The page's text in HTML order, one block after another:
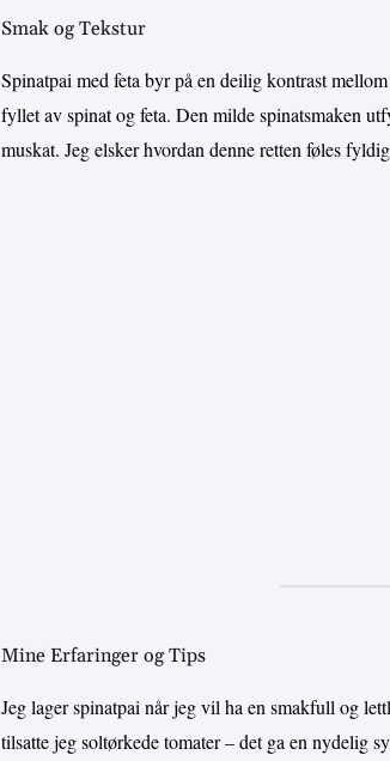
Smak og Tekstur
Spinatpai med feta byr på en deilig kontrast
fyllet av spinat og feta. Den milde spinatsmaken
muskat. Jeg elsker hvordan denne retten føles
Mine Erfaringer og Tips
Jeg lager spinatpai når jeg vil ha en smakfull og
tilsatte jeg soltørkede tomater – det ga en nydelig